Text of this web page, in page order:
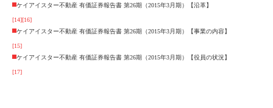
ケイアイスター不動産 有価証券報告書 第26期（2015年3月期）【沿革】
[14][16]
ケイアイスター不動産 有価証券報告書 第26期（2015年3月期）【事業の内容】
[15]
ケイアイスター不動産 有価証券報告書 第26期（2015年3月期）【役員の状況】
[17]